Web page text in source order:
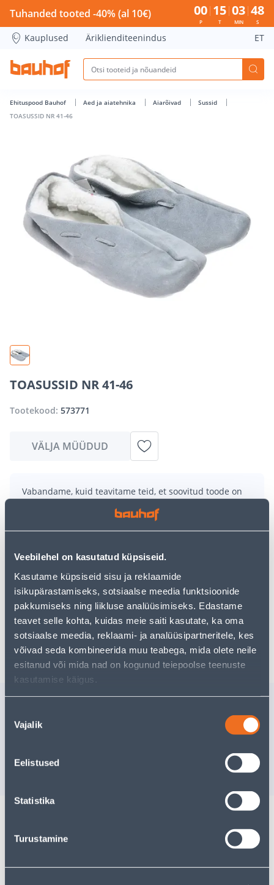
Veebilehel on kasutatud küpsiseid.
Kasutame küpsiseid sisu ja reklaamide
isikupärastamiseks, sotsiaalse meedia funktsioonide
pakkumiseks ning liikluse analüüsimiseks. Edastame
teavet selle kohta, kuidas meie saiti kasutate, ka oma
sotsiaalse meedia, reklaami- ja analüüsipartneritele, kes
võivad seda kombineerida muu teabega, mida olete neile
esitanud või mida nad on kogunud teiepoolse teenuste
kasutamise käigus.
valik
Vajalik
Eelistused
Statistika
Turustamine
TOASUSSID NR 41-46 - Bauhof has loaded
Tuhanded tooted -40% (al 10€) 00
P
15
T
03
MIN
47
S
Kauplused Äriklienditeenindus ET
Ehituspood Bauhof Aed ja aiatehnika Aiarõivad
Sussid
TOASUSSID NR 41-46
TOASUSSID NR 41-46
Tootekood: 573771
VÄLJA MÜÜDUD
Vabandame, kuid teavitame teid, et soovitud toode on
pakume suurepäraseid alternatiive samast
tootekategooriast, mis võivad teile sama palju rõõmu
Teie ostlemisrõõm ei pea aga siin lõppema - oma
uurimistööd saate jätkata, naastes
kasutades meie võimsat otsingufunktsiooni, et leida
veelgi meelepärasemad valikuid. Head ostlemist!
Tarne pole võimalik
Sarnased tooted
40CM
Spetsifikatsioon
Transport